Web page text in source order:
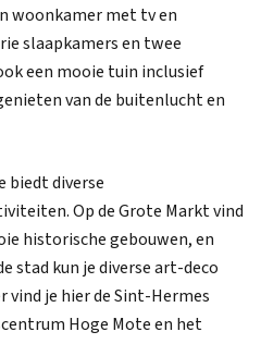
woonkamer met tv en
slaapkamers en twee
een mooie tuin inclusief
van de buitenlucht en
biedt diverse
Op de Grote Markt vind
historische gebouwen, en
stad kun je diverse art-deco
vind je hier de Sint-Hermes
Hoge Mote en het